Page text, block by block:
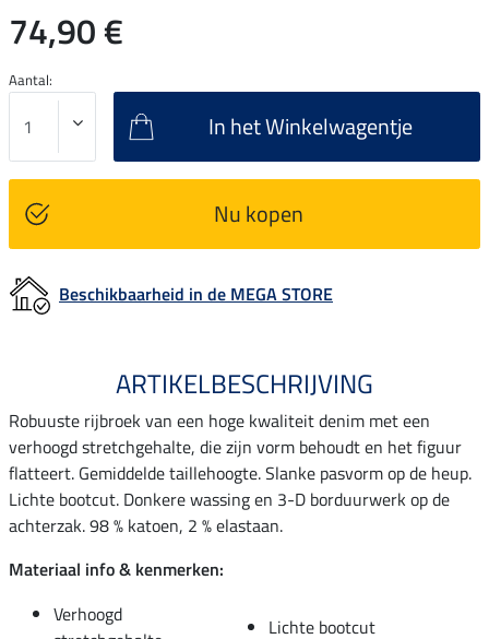
74,90 €
Aantal:
In het Winkelwagentje
Nu kopen
Beschikbaarheid in de MEGA STORE
ARTIKELBESCHRIJVING
Robuuste rijbroek van een hoge kwaliteit denim met een
verhoogd stretchgehalte, die zijn vorm behoudt en het figuur
flatteert. Gemiddelde taillehoogte. Slanke pasvorm op de heup.
Lichte bootcut. Donkere wassing en 3-D borduurwerk op de
achterzak. 98 % katoen, 2 % elastaan.
Materiaal info & kenmerken:
Verhoogd
Lichte bootcut